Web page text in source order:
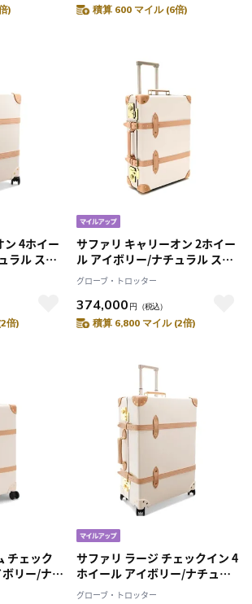
) 積算 600 マイル (6倍)
ン 4ホイー
ラル スー
倍)
サファリ キャリーオン 2ホイー
ル アイボリー/ナチュラル スー
ツケース
グローブ・トロッター
374,000 円 （税込）
積算 6,800 マイル (2倍)
チェック
リー/ナチ
サファリ ラージ チェックイン 4
ホイール アイボリー/ナチュラ
ル スーツケース
グローブ・トロッター